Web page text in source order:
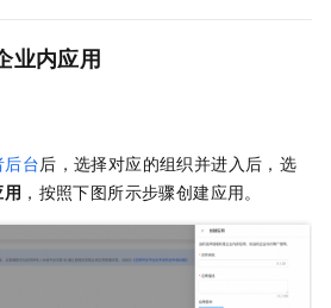
业内应用
台后，选择对应的组织并进入后，选
，按照下图所示步骤创建应用。